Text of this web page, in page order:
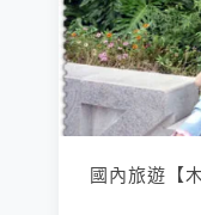
國內旅遊【